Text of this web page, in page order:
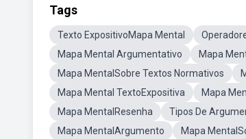
Tags
Texto ExpositivoMapa Mental
Mapa Mental Argumentativo
Mapa
Mapa MentalSobre Textos Normativos
Mapa Mental TextoExpositiva
Mapa
Mapa MentalResenha
Tipos De
Mapa MentalArgumento
Mapa